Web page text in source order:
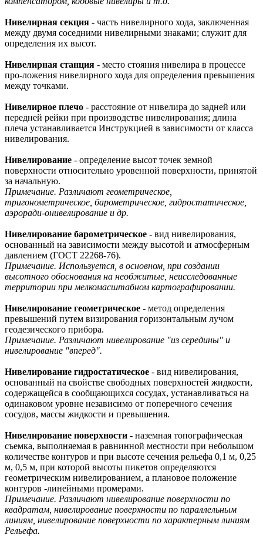
Нивелирная секция - часть нивелирного хода, заключенная
между двумя соседними нивелирными знаками; служит для
определения их высот.
Нивелирная станция - место стояния нивелира в процессе
про-ложения нивелирного хода для определения превышения
между точками.
Нивелирное плечо - расстояние от нивелира до задней или
передней рейки при производстве нивелирования; длина
плеча устанавливается Инструкцией в зависимости от класса
нивелирования.
Нивелирование - определение высот точек земной
поверхности относительно уровенной поверхности, принятой
за начальную.
Примечание. Различают геометрическое,
тригонометрическое, барометрическое, гидростатическое,
аэроради-онивелирование и др.
Нивелирование барометрическое - вид нивелирования,
основанный на зависимости между высотой и атмосферным
давлением (ГОСТ 22268-76).
Примечание. Используется, в основном, при создании
высотного обоснования на необжитые, неисследованные
территории при мелкомасштабном картографировании.
Нивелирование геометрическое - метод определения
превышений путем визирования горизонтальным лучом
геодезического прибора.
Примечание. Различают нивелирование "из середины" и
нивелирование "вперед".
Нивелирование гидростатическое - вид нивелирования,
основанный на свойстве свободных поверхностей жидкости,
содержащейся в сообщающихся сосудах, устанавливаться на
одинаковом уровне независимо от поперечного сечения
сосудов, массы жидкости и превышения.
Нивелирование поверхности - наземная топографическая
съемка, выполняемая в равнинной местности при небольшом
количестве контуров и при высоте сечения рельефа 0,1 м, 0,25
м, 0,5 м, при которой высоты пикетов определяются
геометрическим нивелированием, а плановое положение
контуров -линейными промерами.
Примечание. Различают нивелирование поверхности по
квадратам, нивелирование поверхности по параллельным
линиям, нивелирование поверхности по характерным линиям
Рельефа.